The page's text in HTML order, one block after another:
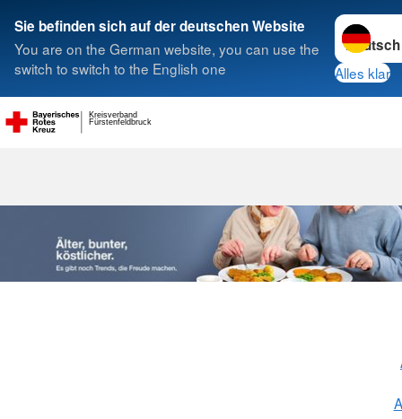
Sie befinden sich auf der deutschen Website
You are on the German website, you can use the
switch to switch to the English one
Sprache
Alles klar
Fürstenfeldbruck
Kreisverband
Suche